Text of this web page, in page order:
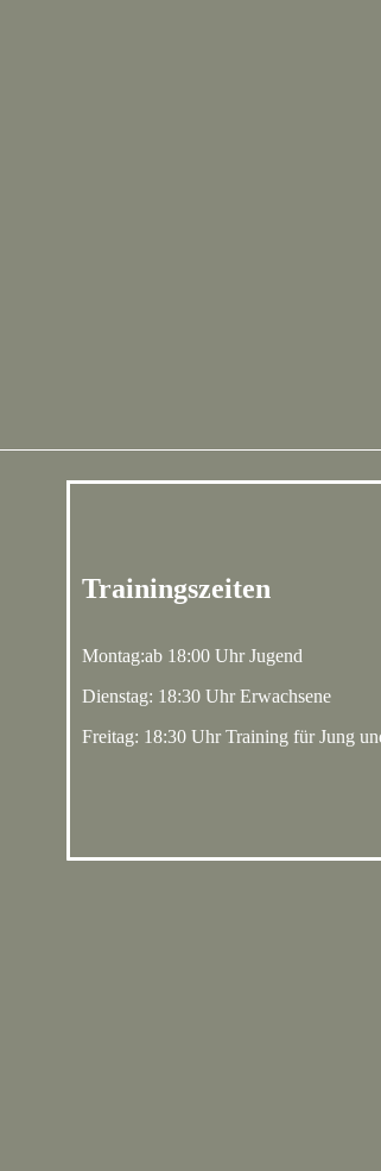
Trainingszeiten
Montag:ab 18:00 Uhr Jugend
Dienstag: 18:30 Uhr Erwachsene
Freitag: 18:30 Uhr Training für Jung